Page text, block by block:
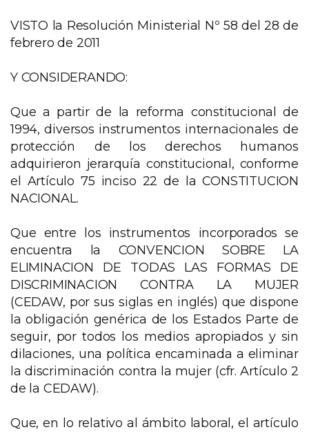
VISTO la Resolución Ministerial Nº 58 del 28 de
febrero de 2011
Y CONSIDERANDO:
Que a partir de la reforma constitucional de
1994, diversos instrumentos internacionales de
protección de los derechos humanos
adquirieron jerarquía constitucional, conforme
el Artículo 75 inciso 22 de la CONSTITUCION
NACIONAL.
Que entre los instrumentos incorporados se
encuentra la CONVENCION SOBRE LA
ELIMINACION DE TODAS LAS FORMAS DE
DISCRIMINACION CONTRA LA MUJER
(CEDAW, por sus siglas en inglés) que dispone
la obligación genérica de los Estados Parte de
seguir, por todos los medios apropiados y sin
dilaciones, una política encaminada a eliminar
la discriminación contra la mujer (cfr. Artículo 2
de la CEDAW).
Que, en lo relativo al ámbito laboral, el artículo